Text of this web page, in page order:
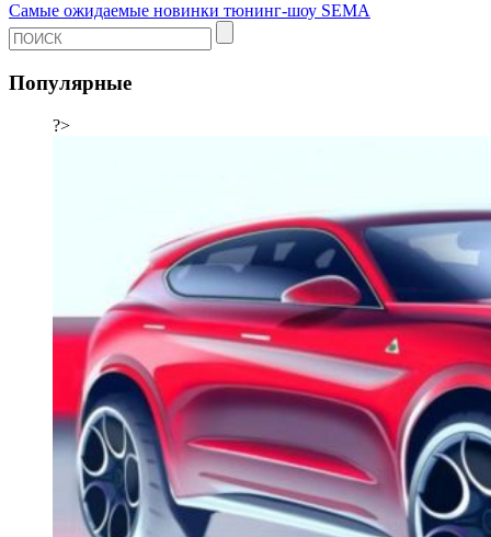
Самые ожидаемые новинки тюнинг-шоу SEMA
Популярные
?>